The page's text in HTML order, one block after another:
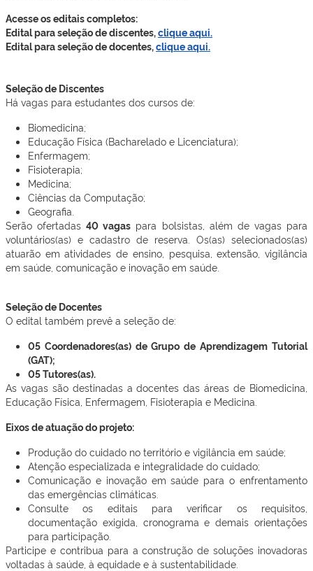
Acesse os editais completos:
Edital para seleção de discentes,clique aqui.
Edital para seleção de docentes,clique aqui.
Seleção de Discentes
Há vagas para estudantes dos cursos de:
Biomedicina;
Educação Física (Bacharelado e Licenciatura);
Enfermagem;
Fisioterapia;
Medicina;
Ciências da Computação;
Geografia.
Serão ofertadas40 vagas para bolsistas, além de vagas para
voluntários(as) e cadastro de reserva. Os(as) selecionados(as)
atuarão em atividades de ensino, pesquisa, extensão, vigilância
em saúde, comunicação e inovação em saúde.
Seleção de Docentes
O edital também prevê a seleção de:
05 Coordenadores(as) de Grupo de Aprendizagem Tutorial
(GAT);
05 Tutores(as).
As vagas são destinadas a docentes das áreas de Biomedicina,
Educação Física, Enfermagem, Fisioterapia e Medicina.
Eixos de atuação do projeto:
Produção do cuidado no território e vigilância em saúde;
Atenção especializada e integralidade do cuidado;
Comunicação e inovação em saúde para o enfrentamento
das emergências climáticas.
Consulte os editais para verificar os requisitos,
documentação exigida, cronograma e demais orientações
para participação.
Participe e contribua para a construção de soluções inovadoras
voltadas à saúde, à equidade e à sustentabilidade.